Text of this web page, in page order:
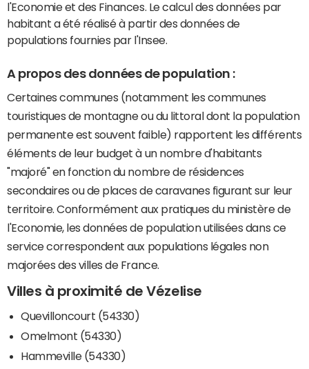
l'Economie et des Finances. Le calcul des données par
habitant a été réalisé à partir des données de
populations fournies par l'Insee.
A propos des données de population :
Certaines communes (notamment les communes
touristiques de montagne ou du littoral dont la population
permanente est souvent faible) rapportent les différents
éléments de leur budget à un nombre d'habitants
"majoré" en fonction du nombre de résidences
secondaires ou de places de caravanes figurant sur leur
territoire. Conformément aux pratiques du ministère de
l'Economie, les données de population utilisées dans ce
service correspondent aux populations légales non
majorées des villes de France.
Villes à proximité de Vézelise
Quevilloncourt (54330)
Omelmont (54330)
Hammeville (54330)